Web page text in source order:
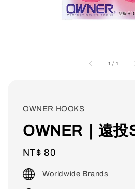
1 / 1
OWNER HOOKS
OWNER｜遠投
Regular
price
NT$ 80
Worldwide Brands